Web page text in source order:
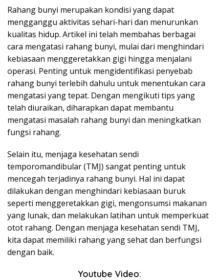
Rahang bunyi merupakan kondisi yang dapat
mengganggu aktivitas sehari-hari dan menurunkan
kualitas hidup. Artikel ini telah membahas berbagai
cara mengatasi rahang bunyi, mulai dari menghindari
kebiasaan menggeretakkan gigi hingga menjalani
operasi. Penting untuk mengidentifikasi penyebab
rahang bunyi terlebih dahulu untuk menentukan cara
mengatasi yang tepat. Dengan mengikuti tips yang
telah diuraikan, diharapkan dapat membantu
mengatasi masalah rahang bunyi dan meningkatkan
fungsi rahang.
Selain itu, menjaga kesehatan sendi
temporomandibular (TMJ) sangat penting untuk
mencegah terjadinya rahang bunyi. Hal ini dapat
dilakukan dengan menghindari kebiasaan buruk
seperti menggeretakkan gigi, mengonsumsi makanan
yang lunak, dan melakukan latihan untuk memperkuat
otot rahang. Dengan menjaga kesehatan sendi TMJ,
kita dapat memiliki rahang yang sehat dan berfungsi
dengan baik.
Youtube Video: